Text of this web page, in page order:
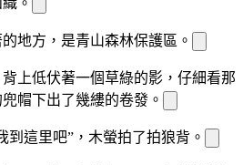
地方，是青山森林保護區。
上低伏著一個草綠的影，仔細看那
兜帽下出了幾縷的卷發。
到這里吧”，木螢拍了拍狼背。